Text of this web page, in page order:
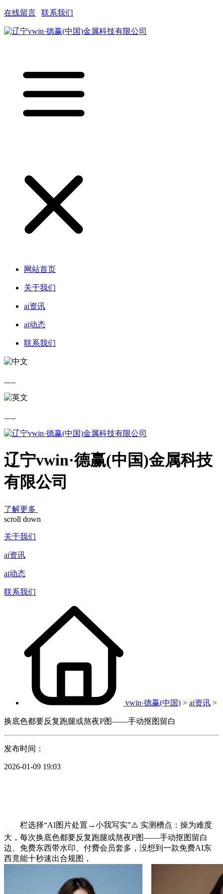
在线留言 联系我们
网站首页
关于我们
ai资讯
ai动态
联系我们
辽宁vwin·德赢(中国)金属科技
有限公司
了解更多
scroll down
关于我们
ai资讯
ai动态
联系我们
vwin·德赢(中国) > ai资讯 >
换底色都要反复跑腿或熬夜P图——手动抠图留白
发布时间：
2026-01-09 19:03
栏选择“AI图片处置→小我写实”⚠️ 实测槽点：操为难度
大，每次换底色都要反复跑腿或熬夜P图——手动抠图留白
边、免费东西带水印、付费会员套多，没想到一款免费AI东
西竟能十秒速出合规图，